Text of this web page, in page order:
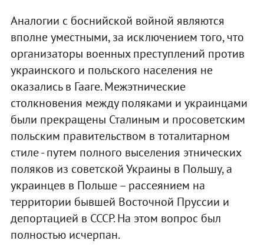
Аналогии с боснийской войной являются
вполне уместными, за исключением того, что
организаторы военных преступлений против
украинского и польского населения не
оказались в Гааге. Межэтнические
столкновения между поляками и украинцами
были прекращены Сталиным и просоветским
польским правительством в тоталитарном
стиле - путем полного выселения этнических
поляков из советской Украины в Польшу, а
украинцев в Польше – рассеянием на
территории бывшей Восточной Пруссии и
депортацией в СССР. На этом вопрос был
полностью исчерпан.